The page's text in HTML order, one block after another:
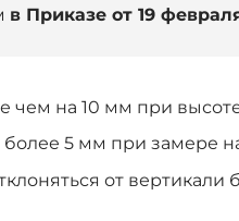
в Приказе от 19
чем на 10 мм при
5 мм при замере
от вертикали